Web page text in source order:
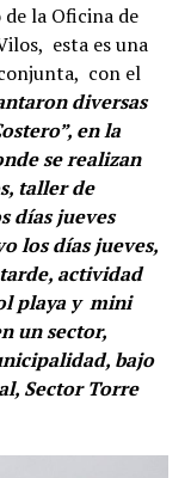
la Oficina de
esta es una
con el
diversas
en la
se realizan
taller de
días jueves
los días jueves,
actividad
playa y mini
un sector,
bajo
Sector Torre